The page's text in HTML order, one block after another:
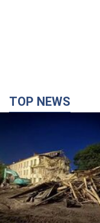
TOP NEWS